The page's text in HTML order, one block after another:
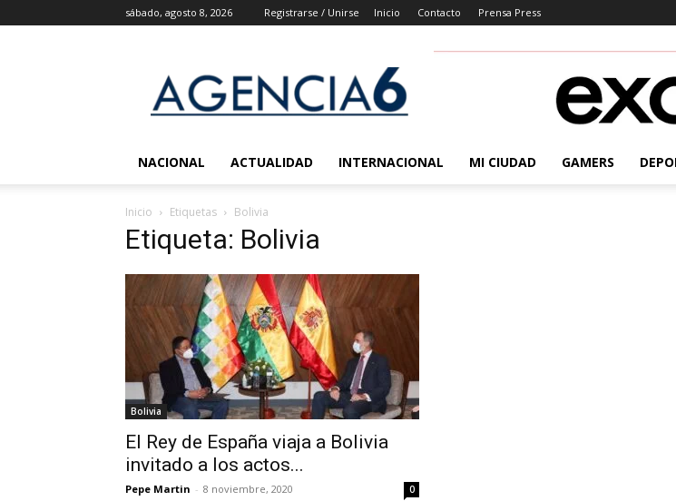
sábado, agosto 8, 2026 Registrarse / Unirse Inicio Contacto Prensa Press
6
Noticias
NACIONAL ACTUALIDAD INTERNACIONAL MI CIUDAD GAMERS
Inicio Etiquetas Bolivia
Etiqueta: Bolivia
Bolivia
El Rey de España viaja a Bolivia
invitado a los actos...
Pepe Martin - 8 noviembre, 2020 0